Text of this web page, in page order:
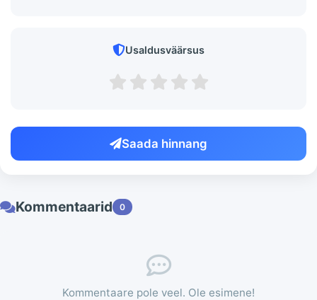
Usaldusväärsus
Saada hinnang
Kommentaarid 0
Kommentaare pole veel. Ole esimene!